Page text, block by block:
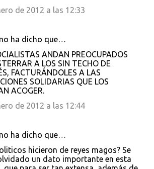
de 2012 a las 12:33
ha dicho que…
ANDAN PREOCUPADOS
A LOS SIN TECHO DE
FACTURÁNDOLES A LAS
SOLIDARIAS QUE LOS
ACOGER.
de 2012 a las 12:44
ha dicho que…
hicieron de reyes magos? Se
un dato importante en esta